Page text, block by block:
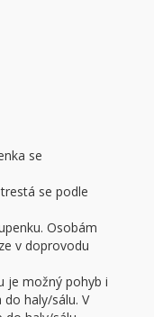
se
se podle
Osobám
v doprovodu
je možný pohyb i
haly/sálu. V